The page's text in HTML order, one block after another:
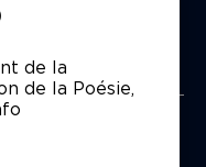
de la
de la Poésie,